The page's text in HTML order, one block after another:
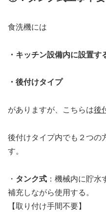
食洗機には
・キッチン設備内に設置す
・後付けタイプ
がありますが、こちらは後
後付けタイプ内でも２つの
す。
・ タンク式 ：機械内に貯
補充しながら使用する。
【取り付け手間不要】